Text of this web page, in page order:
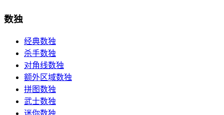
数独
经典数独
杀手数独
对角线数独
额外区域数独
拼图数独
武士数独
迷你数独